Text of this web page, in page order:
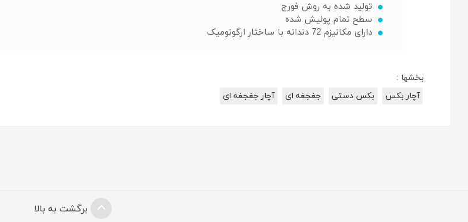
تولید شده به روش فورج
سطح تمام پولیش شده
دارای مکانیزم 72 دندانه با ساختار ارگونومیک
بخشها :
آچار بکس
بکس دستی جغجغه ای آچار جغجغه ای
برگشت به بالا